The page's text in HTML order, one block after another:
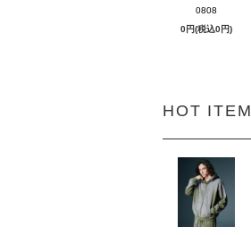
0808
0円(税込0円)
HOT ITEM